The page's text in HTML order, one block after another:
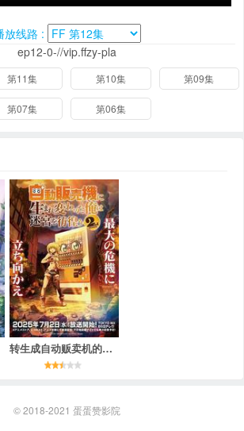
放线路 :
ep12-0-//vip.ffzy-pla
第11集 第10集 第09集
第07集 第06集
转生成自动贩卖机的我今天也在迷宫徘徊 第二季
© 2018-2021 蛋蛋赞影院